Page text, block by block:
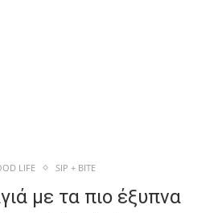
LIFE SIP + BITE
με τα πιο έξυπνα